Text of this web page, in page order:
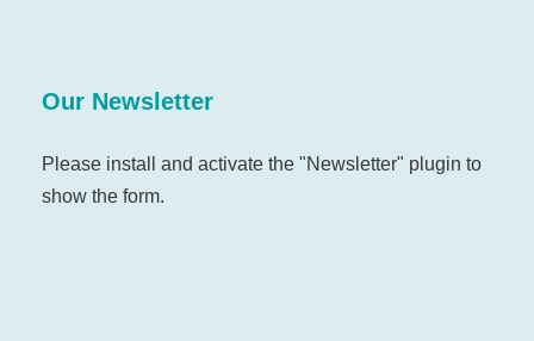
Our Newsletter
Please install and activate the "Newsletter" plugin to
show the form.